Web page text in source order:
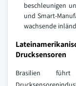
beschleunigen
und Smart-
wachsende
Drucksensoren
Brasilien führt